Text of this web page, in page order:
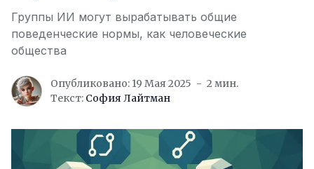
Группы ИИ могут вырабатывать общие
поведенческие нормы, как человеческие
общества
Опубликовано: 19 Мая 2025
2 мин.
Текст: София Лайтман